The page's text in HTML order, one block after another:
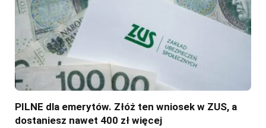
PILNE dla emerytów. Złóż ten wniosek w ZUS, a
dostaniesz nawet 400 zł więcej